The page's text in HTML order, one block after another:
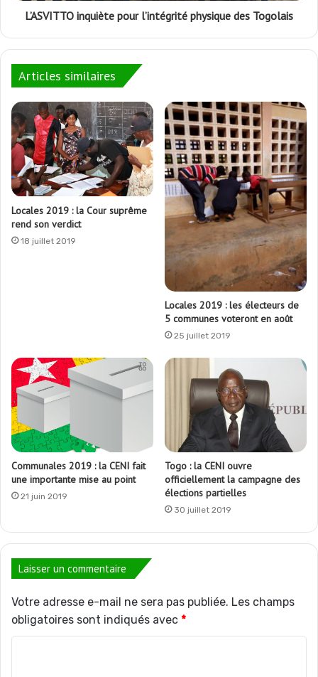
L’ASVITTO inquiète pour l’intégrité physique des Togolais
Articles similaires
Locales 2019 : la Cour suprême
rend son verdict
18 juillet 2019
Locales 2019 : les électeurs de
5 communes voteront en août
25 juillet 2019
Communales 2019 : la CENI fait
une importante mise au point
21 juin 2019
Togo : la CENI ouvre
officiellement la campagne des
élections partielles
30 juillet 2019
Laisser un commentaire
Votre adresse e-mail ne sera pas publiée. Les champs
obligatoires sont indiqués avec *